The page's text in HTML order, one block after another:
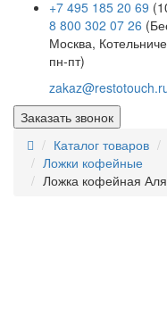
+7 495 185 20 69
8 800 302 07 26
Москва,
пн-пт)
Заказать звонок
Каталог товаров
Ложки кофейные
Ложка кофейная